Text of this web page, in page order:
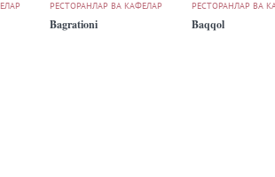
РЕСТОРАНЛАР ВА КАФЕЛАР
Bagrationi
РЕСТОРАНЛАР ВА
Baqqol